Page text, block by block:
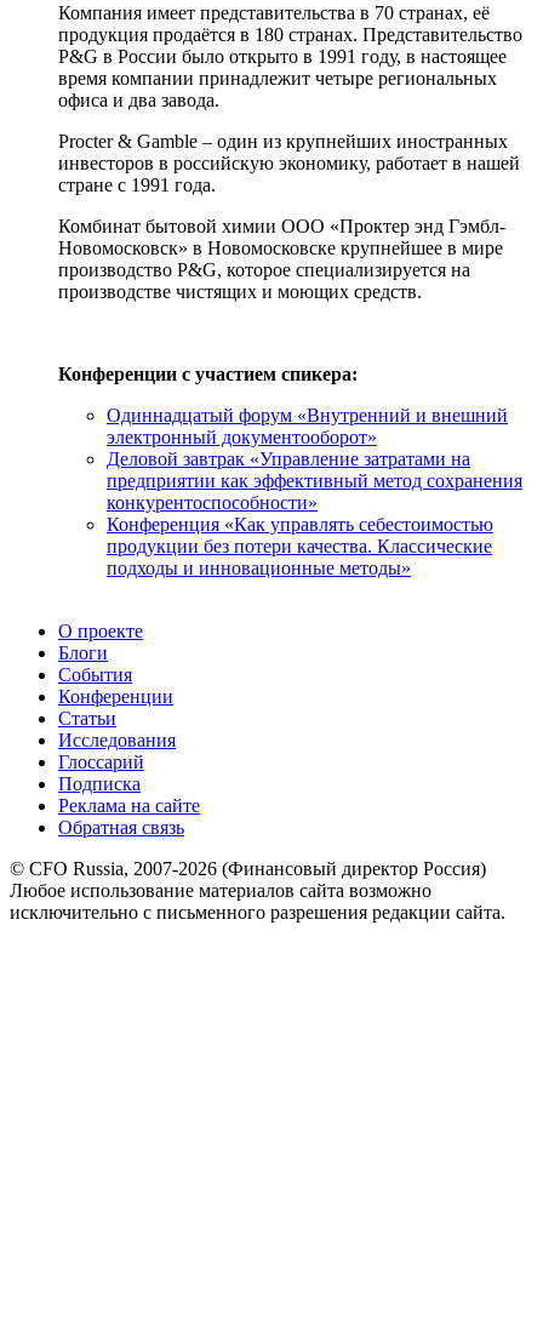
Компания имеет представительства в 70 странах, её
продукция продаётся в 180 странах. Представительство
P&G в России было открыто в 1991 году, в настоящее
время компании принадлежит четыре региональных
офиса и два завода.
Procter & Gamble – один из крупнейших иностранных
инвесторов в российскую экономику, работает в нашей
стране с 1991 года.
Комбинат бытовой химии ООО «Проктер энд Гэмбл-
Новомосковск» в Новомосковске крупнейшее в мире
производство P&G, которое специализируется на
производстве чистящих и моющих средств.
Конференции с участием спикера:
Одиннадцатый форум «Внутренний и внешний
электронный документооборот»
Деловой завтрак «Управление затратами на
предприятии как эффективный метод сохранения
конкурентоспособности»
Конференция «Как управлять себестоимостью
продукции без потери качества. Классические
подходы и инновационные методы»
О проекте
Блоги
События
Конференции
Статьи
Исследования
Глоссарий
Подписка
Реклама на сайте
Обратная связь
© CFO Russia, 2007-2026 (Финансовый директор Россия)
Любое использование материалов сайта возможно
исключительно с письменного разрешения редакции сайта.